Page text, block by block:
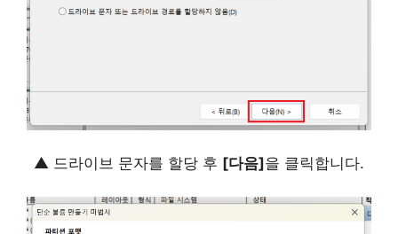
▲ 드라이브 문자를 할당 후 [다음]을 클릭합니다.